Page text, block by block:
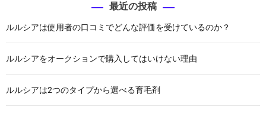
最近の投稿
ルルシアは使用者の口コミでどんな評価を受けているのか？
ルルシアをオークションで購入してはいけない理由
ルルシアは2つのタイプから選べる育毛剤